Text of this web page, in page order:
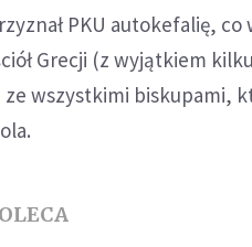
PKU autokefalię, co
Grecji (z wyjątkiem kilku
wszystkimi biskupami,